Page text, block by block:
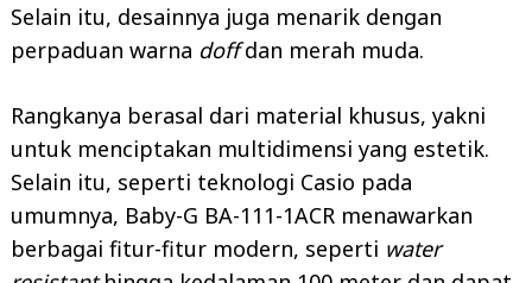
Selain itu, desainnya juga menarik dengan
perpaduan warna doffdan merah muda.
Rangkanya berasal dari material khusus, yakni
untuk menciptakan multidimensi yang estetik.
Selain itu, seperti teknologi Casio pada
umumnya, Baby-G BA-111-1ACR menawarkan
berbagai fitur-fitur modern, seperti water